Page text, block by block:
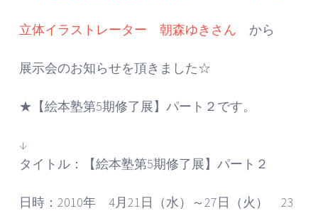
立体イラストレーター 朝森ゆきさん から
展示会のお知らせを頂きました☆
★【絵本塾第5期修了展】パート２です。
↓
タイトル：【絵本塾第5期修了展】パート２
日時：2010年 4月21日（水）～27日（火） 23